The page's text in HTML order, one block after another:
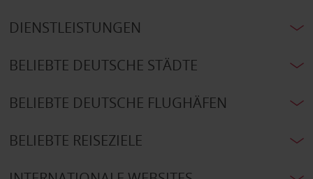
DIENSTLEISTUNGEN
BELIEBTE DEUTSCHE STÄDTE
BELIEBTE DEUTSCHE FLUGHÄFEN
BELIEBTE REISEZIELE